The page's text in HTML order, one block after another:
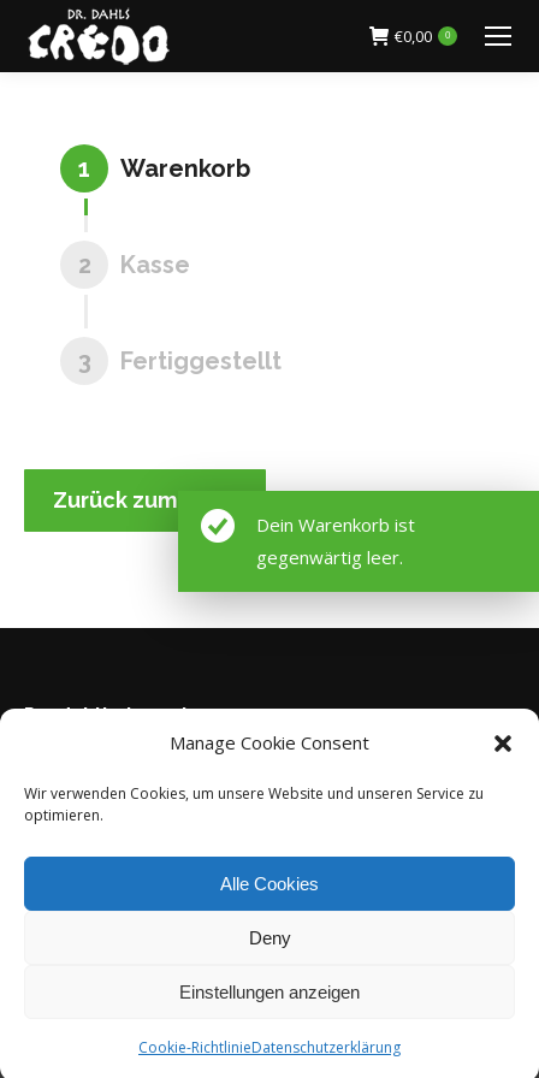
Manage Cookie Consent
Wir verwenden Cookies, um unsere Website und unseren Service zu
optimieren.
Alle Cookies
Deny
Einstellungen anzeigen
Cookie-RichtlinieDatenschutzerklärung
€0,00 0
Warenkorb
1
Kasse
2
Fertiggestellt
3
Dein Warenkorb ist
gegenwärtig leer.
Zurück zum Shop
Produktkategorien
Produkte
Dr. Dahl's Credo